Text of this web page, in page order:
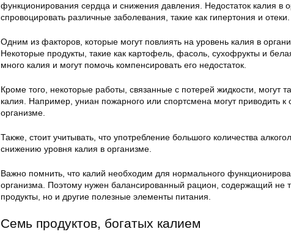
функционирования сердца и снижения давления. Недостаток калия в
спровоцировать различные заболевания, такие как гипертония и отеки.
Одним из факторов, которые могут повлиять на уровень калия в
Некоторые продукты, такие как картофель, фасоль, сухофрукты и
много калия и могут помочь компенсировать его недостаток.
Кроме того, некоторые работы, связанные с потерей жидкости, могут
калия. Например, униан пожарного или спортсмена могут приводить
организме.
Также, стоит учитывать, что употребление большого количества
снижению уровня калия в организме.
Важно помнить, что калий необходим для нормального
организма. Поэтому нужен балансированный рацион, содержащий не
продукты, но и другие полезные элементы питания.
Семь продуктов, богатых калием